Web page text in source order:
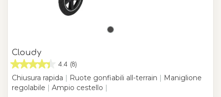
Cloudy
4.4 (8)
Chiusura rapida | Ruote gonfiabili all-terrain | Maniglione
regolabile | Ampio cestello |